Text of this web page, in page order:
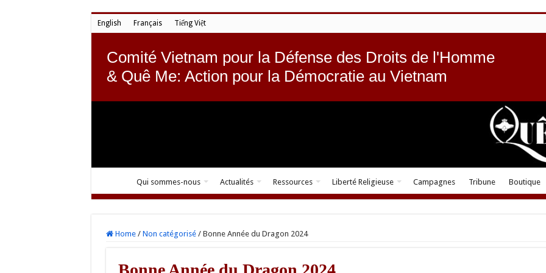
English Français Tiếng Việt
Comité Vietnam pour la Défense des Droits de l'Homme
& Quê Me: Action pour la Démocratie au Vietnam
Qui sommes-nous Actualités Ressources Liberté Religieuse Campagnes Tribune Boutique
Home / Non catégorisé / Bonne Année du Dragon 2024